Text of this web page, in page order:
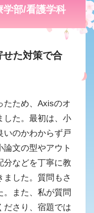
学部/看護学科
た対策で合
たため、Axisのオ
した。最初は、小
いのかわからず戸
文の型やアウト
分などを丁寧に教
ました。質問もさ
。また、私が質問
ださり、宿題では